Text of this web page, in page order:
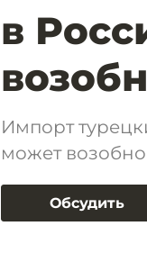
в
Импорт
может
Обсудить